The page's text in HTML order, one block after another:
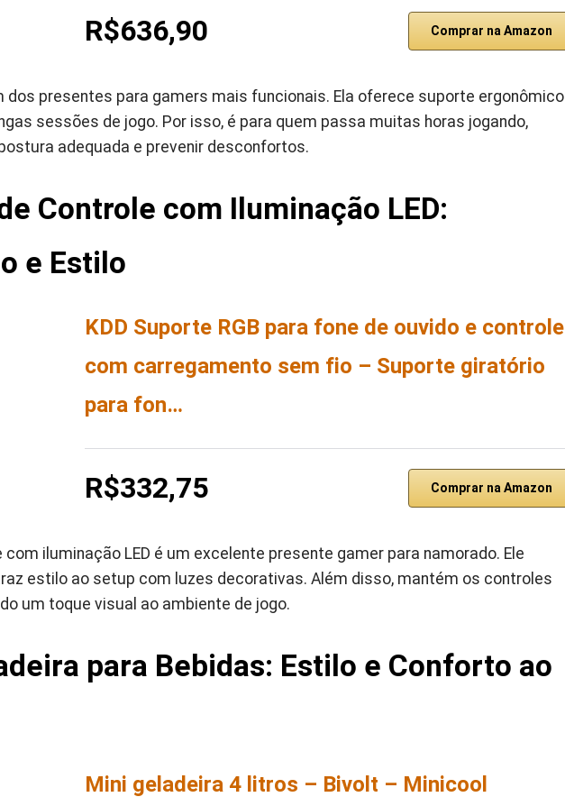
R$636,90 Comprar na Amazon
dos presentes para gamers mais funcionais. Ela oferece suporte ergonômico
sessões de jogo. Por isso, é para quem passa muitas horas jogando,
adequada e prevenir desconfortos.
Controle com Iluminação LED:
e Estilo
KDD Suporte RGB para fone de ouvido e controle
com carregamento sem fio – Suporte giratório
para fon…
R$332,75 Comprar na Amazon
iluminação LED é um excelente presente gamer para namorado. Ele
estilo ao setup com luzes decorativas. Além disso, mantém os controles
um toque visual ao ambiente de jogo.
para Bebidas: Estilo e Conforto ao
Mini geladeira 4 litros – Bivolt – Minicool